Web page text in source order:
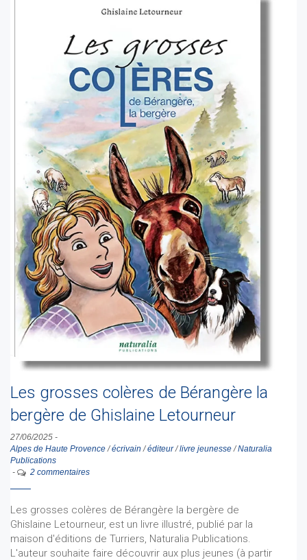
Les grosses colères de Bérangère la
bergère de Ghislaine Letourneur
27/06/2025 -
Alpes de Haute Provence /écrivain /éditeur/livre jeunesse /Naturalia
Publications
-
2 commentaires
Les grosses colères de Bérangère la bergère de
Ghislaine Letourneur, est un livre illustré, publié par la
maison d'éditions de Turriers, Naturalia Publications.
L'auteur souhaite faire découvrir aux plus jeunes (à partir